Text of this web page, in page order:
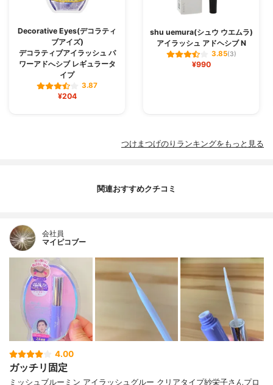
Decorative Eyes(デコラティ
ブアイズ)
デコラティブアイラッシュ パ
ワーアドへシブ レギュラータ
イプ
3.87
¥204
shu uemura(シュウ ウエムラ)
アイラッシュ アドヘシブ N
3.85(3)
¥990
つけまつげのりランキングをもっと見る
関連おすすめクチコミ
会社員
マイピコブー
4.00
ガッチリ固定
ミッシュブルーミン アイラッシュグルー クリアタイプ紗栄子さんプロ